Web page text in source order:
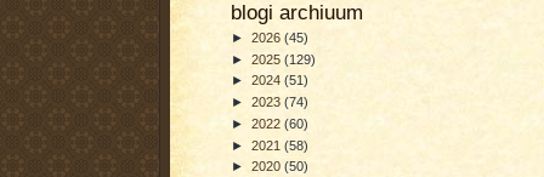
blogi archiuum
► 2026 (45)
► 2025 (129)
► 2024 (51)
► 2023 (74)
► 2022 (60)
► 2021 (58)
► 2020 (50)